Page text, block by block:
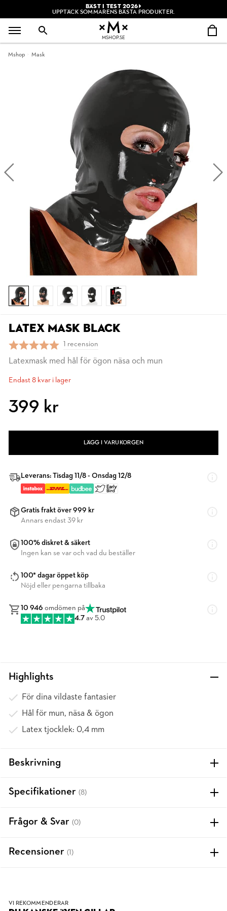
BÄST I TEST 2026
UPPTÄCK SOMMARENS BÄSTA PRODUKTER.
MSHOP.SE
Mshop Mask
LATEX MASK BLACK
1 recension
Latexmask med hål för ögon näsa och mun
Endast 8 kvar i lager
399 kr
LÄGG I VARUKORGEN
Leverans: Tisdag 11/8 - Onsdag 12/8
Gratis frakt över 999 kr
Annars endast 39 kr
100% diskret & säkert
Ingen kan se var och vad du beställer
100* dagar öppet köp
Nöjd eller pengarna tillbaka
10 946 omdömen på
4.7 av 5.0
Highlights
För dina vildaste fantasier
Hål för mun, näsa & ögon
Latex tjocklek: 0,4 mm
Beskrivning
Specifikationer (8)
Frågor & Svar (0)
Recensioner (1)
VI REKOMMENDERAR